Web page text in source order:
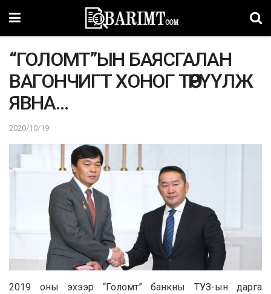
“ГОЛОМТ”ЫН БАЯСГАЛАН
ВАГОНЧИГТ ХОНОГ ТӨӨРҮҮЛЖ
ЯВНА…
2020/10/19
2019 оны эхээр “Голомт” банкны ТУЗ-ын дарга